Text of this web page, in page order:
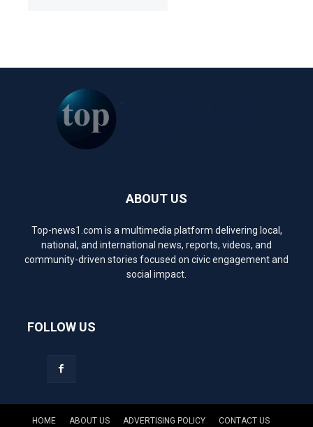
ABOUT US
Top-news1.com is a multimedia platform delivering local,
national, and international news, reports, videos, and
community-driven stories focused on civic engagement and
social impact.
FOLLOW US
HOME ABOUT US ADVERTISING POLICY CONTACT US